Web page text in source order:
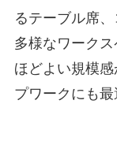
るテーブル席
多様なワーク
ほどよい規模
プワークにも最